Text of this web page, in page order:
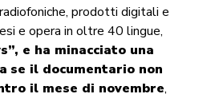
prodotti digitali e
e opera in oltre 40 lingue,
e ha minacciato una
se il documentario non
il mese di novembre,